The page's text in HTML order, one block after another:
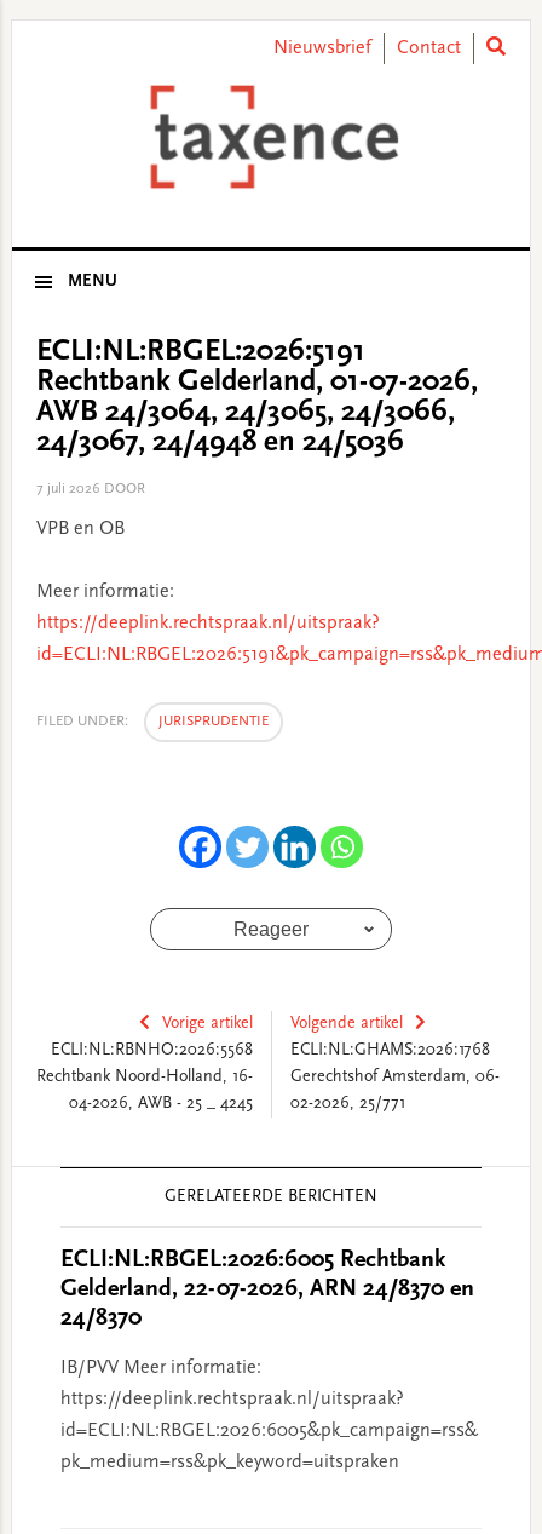
Nieuwsbrief Contact
MENU
ECLI:NL:RBGEL:2026:5191
Rechtbank Gelderland, 01-07-2026,
AWB 24/3064, 24/3065, 24/3066,
24/3067, 24/4948 en 24/5036
7 juli 2026 DOOR
VPB en OB
Meer informatie:
https://deeplink.rechtspraak.nl/uitspraak?
FILED UNDER: JURISPRUDENTIE
Reageer
Vorige artikel
ECLI:NL:RBNHO:2026:5568
Rechtbank Noord-Holland, 16-
04-2026, AWB - 25 _ 4245
Volgende artikel
ECLI:NL:GHAMS:2026:1768
Gerechtshof Amsterdam, 06-
02-2026, 25/771
GERELATEERDE BERICHTEN
ECLI:NL:RBGEL:2026:6005 Rechtbank
Gelderland, 22-07-2026, ARN 24/8370 en
24/8370
IB/PVV Meer informatie:
https://deeplink.rechtspraak.nl/uitspraak?
id=ECLI:NL:RBGEL:2026:6005&pk_campaign=rss&
pk_medium=rss&pk_keyword=uitspraken